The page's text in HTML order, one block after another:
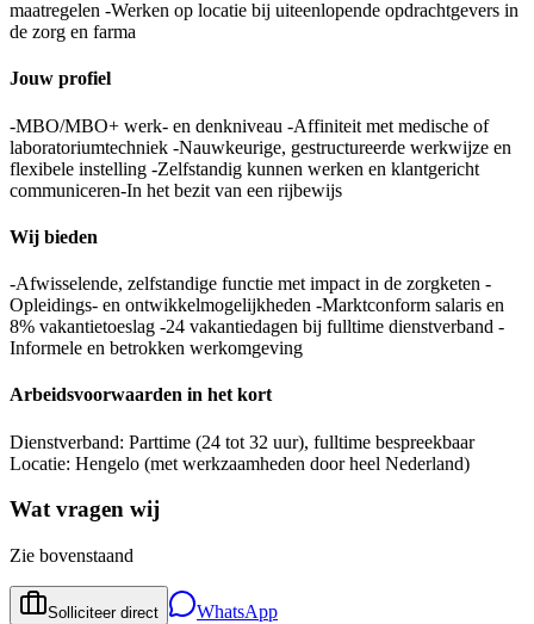
maatregelen -Werken op locatie bij uiteenlopende opdrachtgevers in
de zorg en farma
Jouw profiel
-MBO/MBO+ werk- en denkniveau -Affiniteit met medische of
laboratoriumtechniek -Nauwkeurige, gestructureerde werkwijze en
flexibele instelling -Zelfstandig kunnen werken en klantgericht
communiceren-In het bezit van een rijbewijs
Wij bieden
-Afwisselende, zelfstandige functie met impact in de zorgketen -
Opleidings- en ontwikkelmogelijkheden -Marktconform salaris en
8% vakantietoeslag -24 vakantiedagen bij fulltime dienstverband -
Informele en betrokken werkomgeving
Arbeidsvoorwaarden in het kort
Dienstverband: Parttime (24 tot 32 uur), fulltime bespreekbaar
Locatie: Hengelo (met werkzaamheden door heel Nederland)
Wat vragen wij
Zie bovenstaand
Solliciteer direct WhatsApp